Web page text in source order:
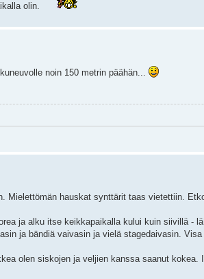
olin.
noin 150 metrin päähän...
Mielettömän hauskat synttärit taas vietettiin.
ja alku itse keikkapaikalla kului kuin siivillä -
ja bändiä vaivasin ja vielä stagedaivasin.
olen siskojen ja veljien kanssa saanut kokea.